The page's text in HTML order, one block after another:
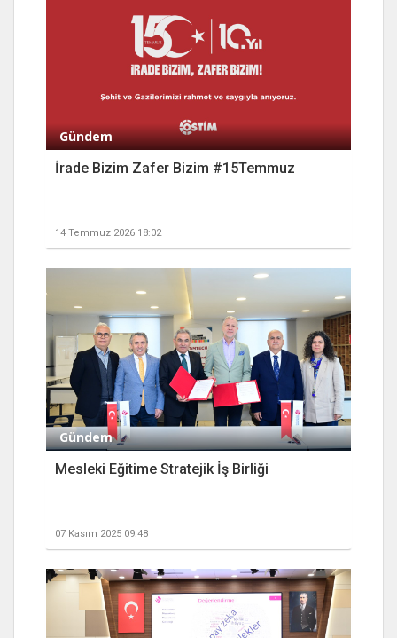
Gündem
İrade Bizim Zafer Bizim #15Temmuz
14 Temmuz 2026 18:02
Gündem
Mesleki Eğitime Stratejik İş Birliği
07 Kasım 2025 09:48